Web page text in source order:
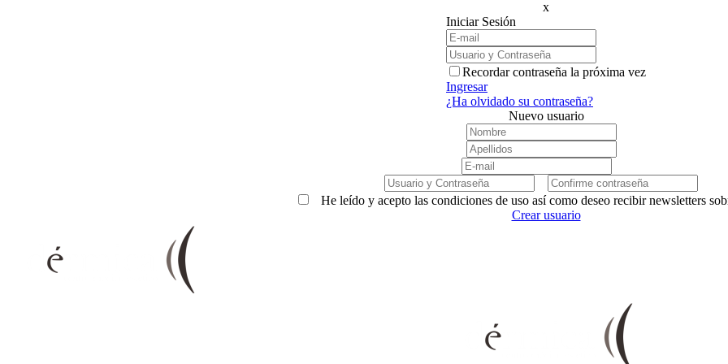
x
Iniciar Sesión
Recordar contraseña la próxima vez
Ingresar
¿Ha olvidado su contraseña?
Nuevo usuario
He leído y acepto las condiciones de uso así como deseo recibir newsletters
Crear usuario